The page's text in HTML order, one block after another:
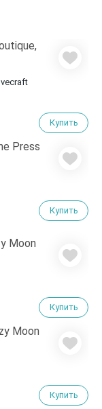
Купить
Купить
Купить
Купить